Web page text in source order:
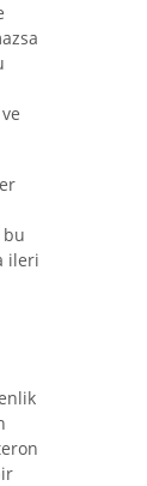
bu
ileri